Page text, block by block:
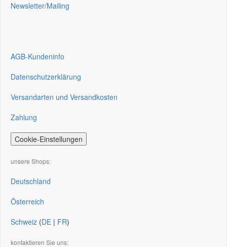
Newsletter/Mailing
AGB-Kundeninfo
Datenschutzerklärung
Versandarten und Versandkosten
Zahlung
Cookie-Einstellungen
unsere Shops:
Deutschland
Österreich
Schweiz (DE | FR)
kontaktieren Sie uns: